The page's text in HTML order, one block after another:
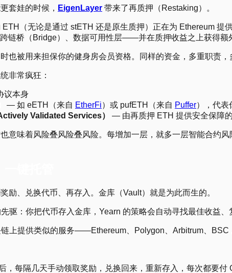
套娃的时候， EigenLayer 带来了再质押（Restaking）。
（无论是通过 stETH 还是原生质押）正在为 Ethereum 提
链桥（Bridge）、数据可用性层——并在质押收益之上获得额
也被用来担保你的健身房会员资格。同样的资金，多重职责，
非常疯狂：
议本身
— 如 eETH（来自 EtherFi）或 pufETH（来自 Puffer），代表
Validated Services）
— 由再质押 ETH 提供安全保障
意味着风险叠风险叠风险。每增加一层，就多一层智能合约
励、兑换代币、再存入。金库（Vault）就是为此而生的。
驱：你把代币存入金库，Yearn 的策略会自动寻找最佳收益
上提供类似的服务——Ethereum、Polygon、Arbitrum、BSC
，每隔几天手动领取奖励，兑换回来，重新存入，每次都要付